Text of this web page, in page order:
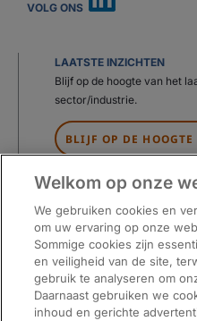
VOLG ONS
LAATSTE INZICHTEN
Blijf op de hoogte van het
sector/industrie.
BLIJF OP DE HOOGTE
Welkom op onze
We gebruiken cookies en
om uw ervaring op onze
Sommige cookies zijn
en veiligheid van de site,
gebruik te analyseren om
Daarnaast gebruiken we
inhoud en gerichte